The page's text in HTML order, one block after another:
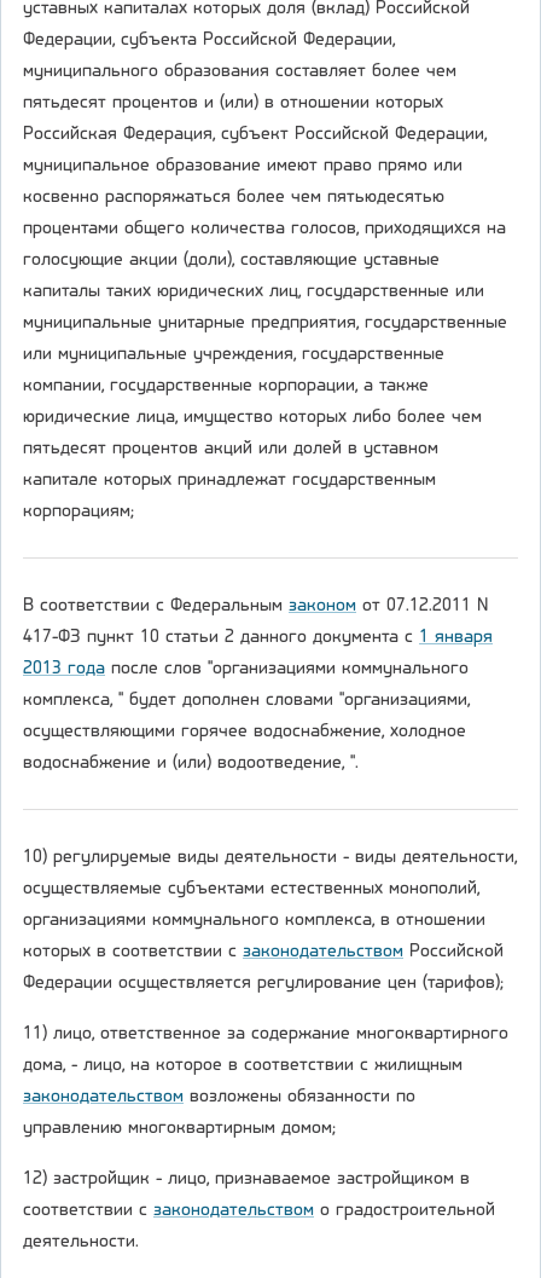
уставных капиталах которых доля (вклад) Российской
Федерации, субъекта Российской Федерации,
муниципального образования составляет более чем
пятьдесят процентов и (или) в отношении которых
Российская Федерация, субъект Российской Федерации,
муниципальное образование имеют право прямо или
косвенно распоряжаться более чем пятьюдесятью
процентами общего количества голосов, приходящихся на
голосующие акции (доли), составляющие уставные
капиталы таких юридических лиц, государственные или
муниципальные унитарные предприятия, государственные
или муниципальные учреждения, государственные
компании, государственные корпорации, а также
юридические лица, имущество которых либо более чем
пятьдесят процентов акций или долей в уставном
капитале которых принадлежат государственным
корпорациям;
В соответствии с Федеральным законом от 07.12.2011 N
417-ФЗ пункт 10 статьи 2 данного документа с 1 января
2013 года после слов "организациями коммунального
комплекса, " будет дополнен словами "организациями,
осуществляющими горячее водоснабжение, холодное
водоснабжение и (или) водоотведение, ".
10) регулируемые виды деятельности - виды деятельности,
осуществляемые субъектами естественных монополий,
организациями коммунального комплекса, в отношении
которых в соответствии с законодательством Российской
Федерации осуществляется регулирование цен (тарифов);
11) лицо, ответственное за содержание многоквартирного
дома, - лицо, на которое в соответствии с жилищным
законодательством возложены обязанности по
управлению многоквартирным домом;
12) застройщик - лицо, признаваемое застройщиком в
соответствии с законодательством о градостроительной
деятельности.